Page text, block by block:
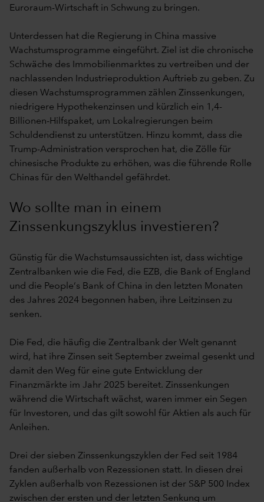
Euroraum-Wirtschaft in Schwung zu bringen.
Unterdessen hat die Regierung in China massive
Wachstumsprogramme eingeführt. Ziel ist die chronische
Schwäche des Immobilienmarktes zu vertreiben und der
nachlassenden Industrieproduktion Auftrieb zu geben. Zu
diesen Wachstumsprogrammen zählen Zinssenkungen,
niedrigere Hypothekenzinsen und kürzlich ein 1,4-
Billionen-Hilfspaket, um Lokalregierungen beim
Schuldendienst zu unterstützen. Hinzu kommt, dass die
Trump-Administration versprochen hat, die Zölle für
chinesische Produkte zu erhöhen, was die führende Rolle
Chinas für den Welthandel gefährdet.
Wo sollte man in einem
Zinssenkungszyklus investieren?
Günstig für die Wachstumsaussichten ist, dass wichtige
Zentralbanken wie die Fed, die EZB, die Bank of England
und die People‘s Bank of China in den letzten Monaten
des Jahres 2024 begonnen haben, ihre Leitzinsen zu
senken.
Die Fed, die häufig die Zentralbank der Welt genannt
wird, hat ihre Zinsen seit September zweimal gesenkt und
damit den Weg für eine gute Entwicklung der
Finanzmärkte im Jahr 2025 bereitet. Zinssenkungen
während die Wirtschaft wächst, waren immer ein Segen
für Investoren, und das gilt sowohl für Aktien als auch für
Anleihen.
Drei der sieben Zinssenkungszyklen der Fed seit 1984
fanden außerhalb von Rezessionen statt. In diesen drei
Zyklen außerhalb von Rezessionen ist der S&P 500 Index
zwischen der ersten und der letzten Senkung um